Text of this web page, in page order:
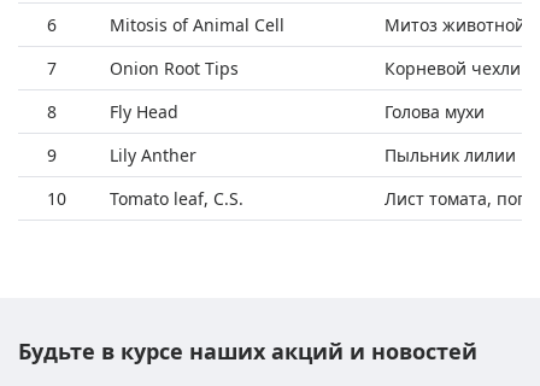
6
Mitosis of Animal Cell
Митоз животной
7
Onion Root Tips
Корневой чехлик
8
Fly Head
Голова мухи
9
Lily Anther
Пыльник лилии
10
Tomato leaf, C.S. Лист томата,
Будьте в курсе наших акций и новостей